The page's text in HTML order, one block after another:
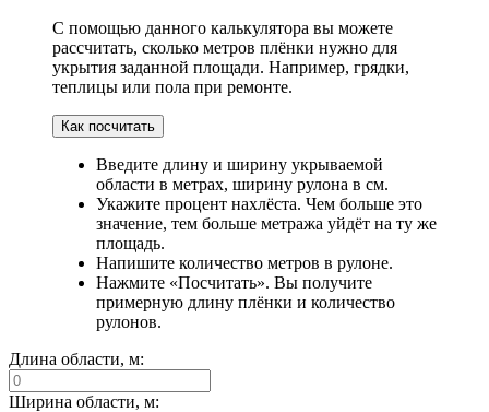
С помощью данного калькулятора вы можете
рассчитать, сколько метров плёнки нужно для
укрытия заданной площади. Например, грядки,
теплицы или пола при ремонте.
Как посчитать
Введите длину и ширину укрываемой
области в метрах, ширину рулона в см.
Укажите процент нахлёста. Чем больше это
значение, тем больше метража уйдёт на ту же
площадь.
Напишите количество метров в рулоне.
Нажмите «Посчитать». Вы получите
примерную длину плёнки и количество
рулонов.
Длина области, м:
Ширина области, м: